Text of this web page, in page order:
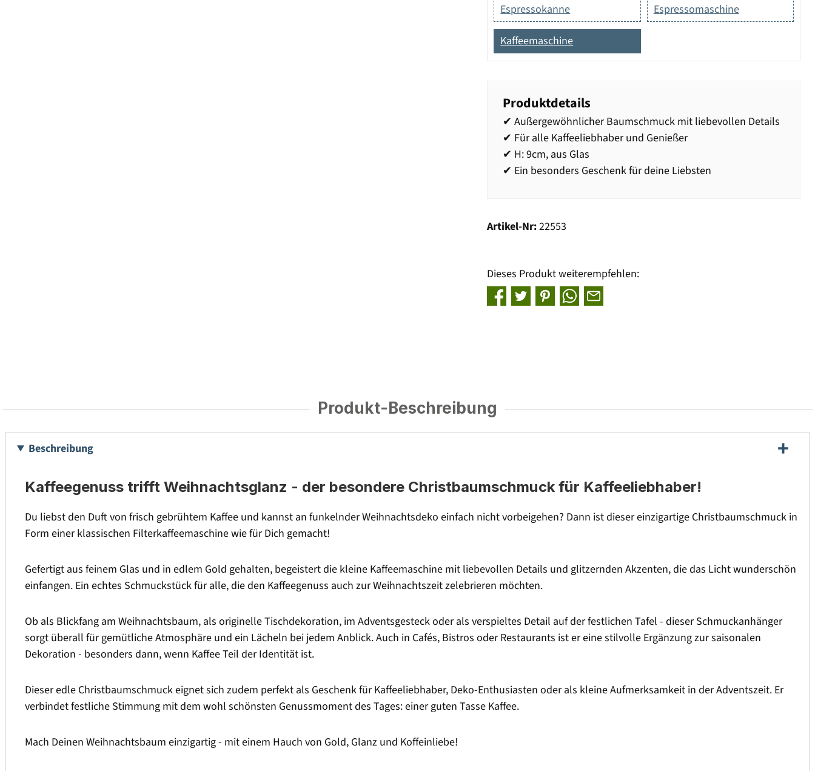
Espressokanne
Espressomaschine
Kaffeemaschine
Produktdetails
✔ Außergewöhnlicher Baumschmuck mit liebevollen Details
✔ Für alle Kaffeeliebhaber und Genießer
✔ H: 9cm, aus Glas
✔ Ein besonders Geschenk für deine Liebsten
Artikel-Nr:22553
Dieses Produkt weiterempfehlen:
Produkt-Beschreibung
Beschreibung
Kaffeegenuss trifft Weihnachtsglanz - der besondere Christbaumschmuck für Kaffeeliebhaber!
Du liebst den Duft von frisch gebrühtem Kaffee und kannst an funkelnder Weihnachtsdeko einfach nicht vorbeigehen? Dann ist dieser einzigartige Christbaumschmuck in
Form einer klassischen Filterkaffeemaschine wie für Dich gemacht!
Gefertigt aus feinem Glas und in edlem Gold gehalten, begeistert die kleine Kaffeemaschine mit liebevollen Details und glitzernden Akzenten, die das Licht wunderschön
einfangen. Ein echtes Schmuckstück für alle, die den Kaffeegenuss auch zur Weihnachtszeit zelebrieren möchten.
Ob als Blickfang am Weihnachtsbaum, als originelle Tischdekoration, im Adventsgesteck oder als verspieltes Detail auf der festlichen Tafel - dieser Schmuckanhänger
sorgt überall für gemütliche Atmosphäre und ein Lächeln bei jedem Anblick. Auch in Cafés, Bistros oder Restaurants ist er eine stilvolle Ergänzung zur saisonalen
Dekoration - besonders dann, wenn Kaffee Teil der Identität ist.
Dieser edle Christbaumschmuck eignet sich zudem perfekt als Geschenk für Kaffeeliebhaber, Deko-Enthusiasten oder als kleine Aufmerksamkeit in der Adventszeit. Er
verbindet festliche Stimmung mit dem wohl schönsten Genussmoment des Tages: einer guten Tasse Kaffee.
Mach Deinen Weihnachtsbaum einzigartig - mit einem Hauch von Gold, Glanz und Koffeinliebe!